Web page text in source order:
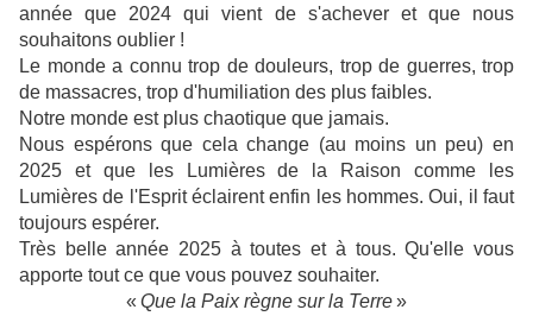
année que 2024 qui vient de s'achever et que nous
souhaitons oublier !
Le monde a connu trop de douleurs, trop de guerres, trop
de massacres, trop d'humiliation des plus faibles.
Notre monde est plus chaotique que jamais.
Nous espérons que cela change (au moins un peu) en
2025 et que les Lumières de la Raison comme les
Lumières de l'Esprit éclairent enfin les hommes. Oui, il faut
toujours espérer.
Très belle année 2025 à toutes et à tous. Qu'elle vous
apporte tout ce que vous pouvez souhaiter.
« Que la Paix règne sur la Terre»